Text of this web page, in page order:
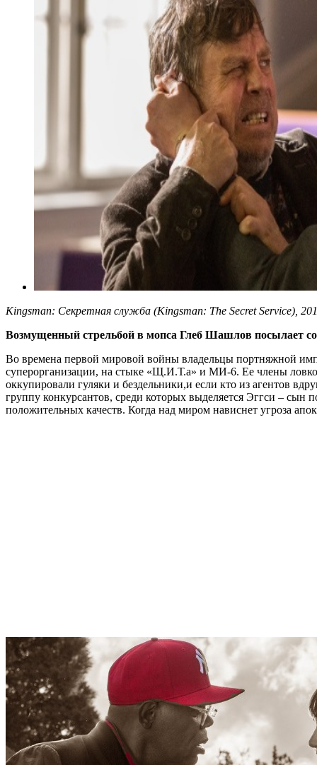
Kingsman: Секретная служба (Kingsman: The Secret Service),
Возмущенный стрельбой в мопса Глеб Шашлов посылает
Во времена первой мировой войны владельцы портняжной
суперорганизации, на стыке «Щ.И.Т.а» и МИ-6. Ее члены ловко
оккупировали гуляки и бездельники,и если кто из агентов
группу конкурсантов, среди которых выделяется Эггси –
положительных качеств. Когда над миром нависнет угроза